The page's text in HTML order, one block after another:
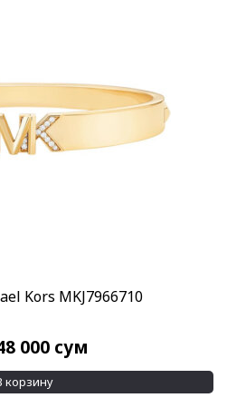
Kors MKJ7966710
000 сум
корзину